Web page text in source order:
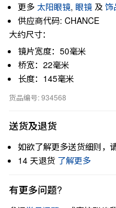
更多 太阳眼镜, 眼镜 及 饰
供应商代码: CHANCE
大约尺寸：
镜片宽度：50毫米
桥宽：22毫米
长度：145毫米
货品编号: 934568
送货及退货
如欲了解更多送货细则，
14 天退货 了解更多
有更多问题?